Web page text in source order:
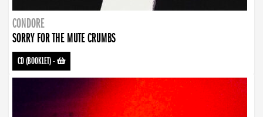
CONDORE
SORRY FOR THE MUTE CRUMBS
CD (BOOKLET)-